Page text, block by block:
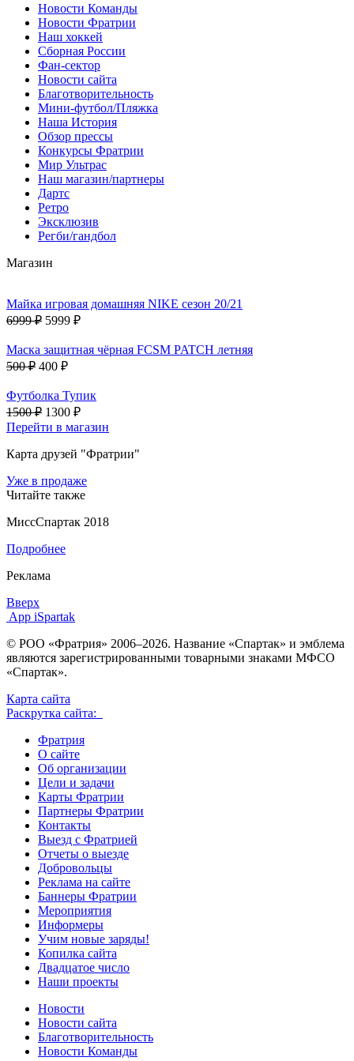
Новости Команды
Новости Фратрии
Наш хоккей
Сборная России
Фан-cектор
Новости сайта
Благотворительность
Мини-футбол/Пляжка
Наша История
Обзор прессы
Конкурсы Фратрии
Мир Ультрас
Наш магазин/партнеры
Дартс
Ретро
Эксклюзив
Регби/гандбол
Магазин
Майка игровая домашняя NIKE сезон 20/21
6999 ₽ 5999 ₽
Маска защитная чёрная FCSM PATCH летняя
500 ₽ 400 ₽
Футболка Тупик
1500 ₽ 1300 ₽
Перейти в магазин
Карта друзей "Фратрии"
Уже в продаже
Читайте также
МиссСпартак 2018
Подробнее
Реклама
Вверх
App iSpartak
© РОО «Фратрия» 2006–2026. Название «Спартак» и эмблема
являются зарегистрированными товарными знаками МФСО
«Спартак».
Карта сайта
Раскрутка сайта:
Фратрия
О сайте
Об организации
Цели и задачи
Карты Фратрии
Партнеры Фратрии
Контакты
Выезд с Фратрией
Отчеты о выезде
Добровольцы
Реклама на сайте
Баннеры Фратрии
Мероприятия
Информеры
Учим новые заряды!
Копилка сайта
Двадцатое число
Наши проекты
Новости
Новости сайта
Благотворительность
Новости Команды